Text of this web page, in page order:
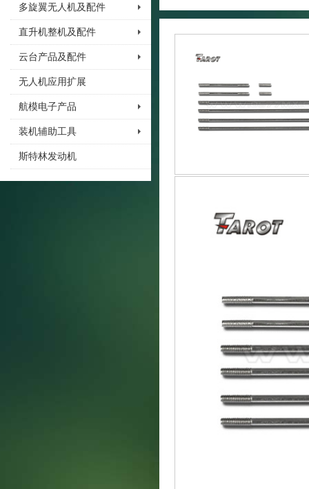
多旋翼无人机及配件
直升机整机及配件
云台产品及配件
无人机应用扩展
航模电子产品
装机辅助工具
斯特林发动机